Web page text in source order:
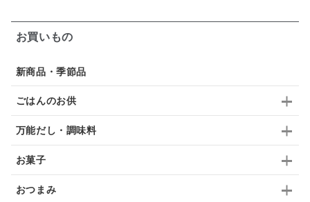
ガーリック 柚子 ハーブティー つゆ
ブランデー
ふりかけ
抹茶 レトルト
九条ねぎ
お買いもの
新商品・季節品
ごはんのお供
万能だし・調味料
お菓子
おつまみ